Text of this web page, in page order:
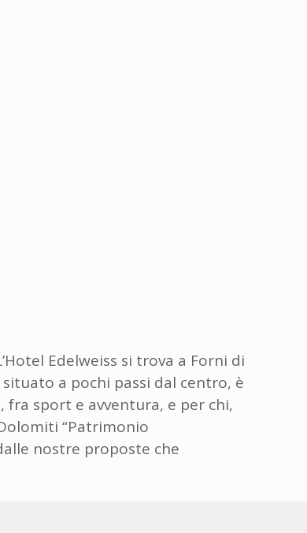
Edelweiss si trova a Forni di
a pochi passi dal centro, è
fra sport e avventura, e per chi,
“Patrimonio
nostre proposte che